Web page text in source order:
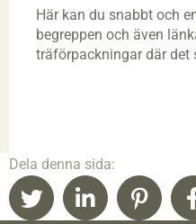
Här kan du snabbt och
begreppen och även
träförpackningar där det
Dela denna sida: